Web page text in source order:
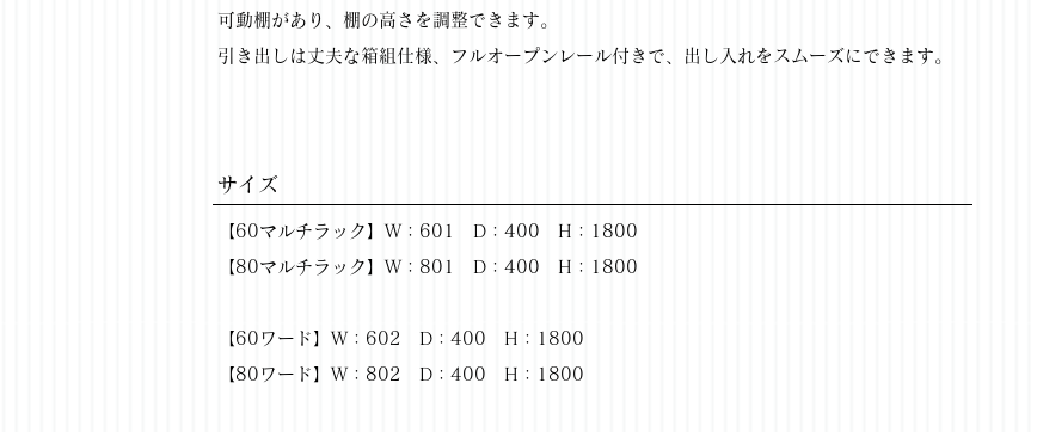
可動棚があり、棚の高さを調整できます。
引き出しは丈夫な箱組仕様、フルオープンレール付きで、出し入れをスムーズにできます。
サイズ
【60マルチラック】W：601 D：400 H：1800
【80マルチラック】W：801 D：400 H：1800
【60ワード】W：602 D：400 H：1800
【80ワード】W：802 D：400 H：1800